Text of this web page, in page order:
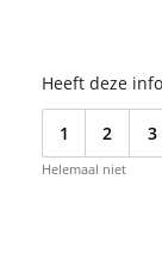
Heeft deze
1 2 3
Helemaal niet